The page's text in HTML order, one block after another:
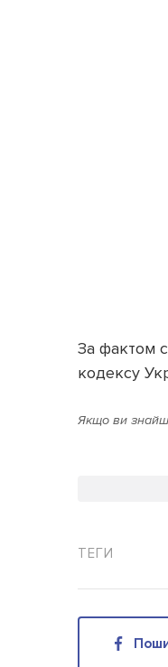
За фактом
кодексу
Якщо ви